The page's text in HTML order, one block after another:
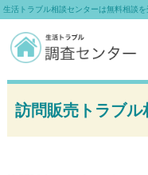
訪問販売トラブル
生活トラブル相談センターは無料相談